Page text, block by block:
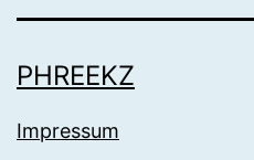
PHREEKZ
Impressum